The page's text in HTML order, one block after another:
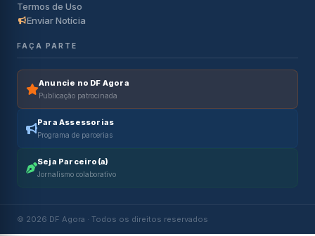
Termos de Uso
Enviar Notícia
FAÇA PARTE
Anuncie no DF Agora
Publicação patrocinada
Para Assessorias
Programa de parcerias
Seja Parceiro(a)
Jornalismo colaborativo
© 2026 DF Agora · Todos os direitos reservados